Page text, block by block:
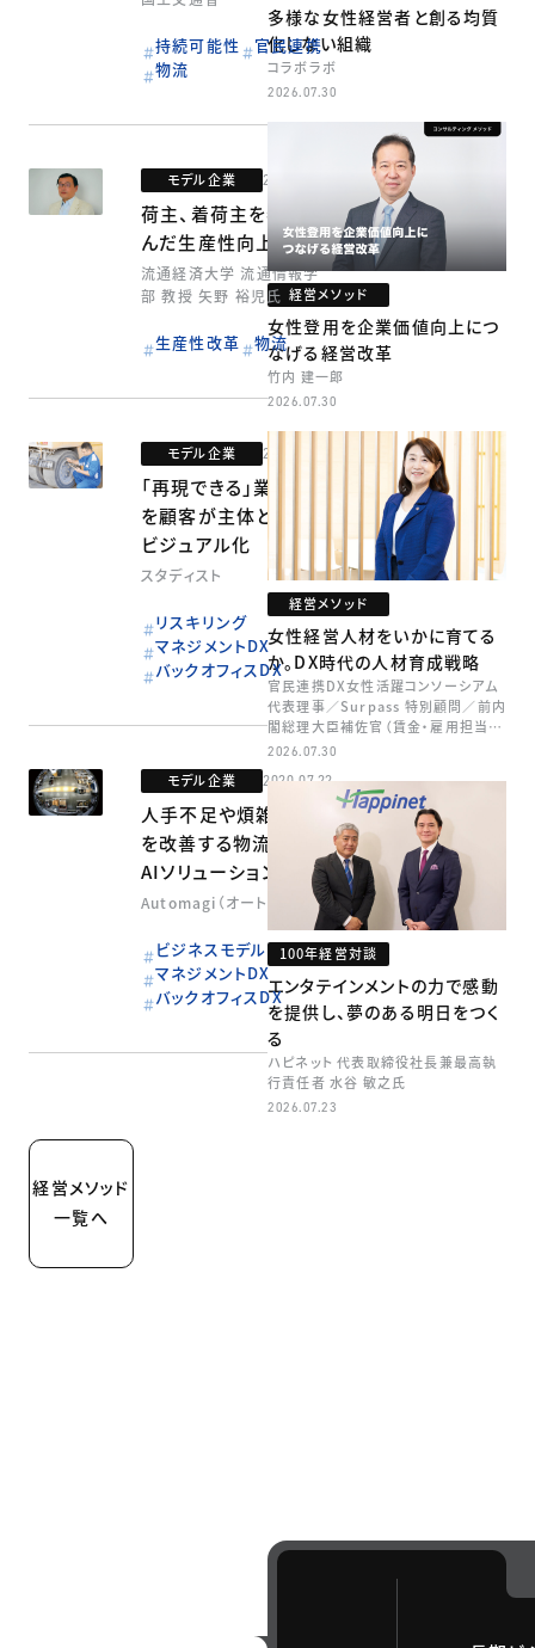
持続可能性
官民連携
物流
モデル企業 2020.07.31
荷主、着荷主を巻き込
んだ生産性向上
流通経済大学 流通情報学
部 教授 矢野 裕児氏
生産性改革 物流
モデル企業 2020.07.22
「再現できる」業務手順
を顧客が主体となって
ビジュアル化
スタディスト
リスキリング
マネジメントDX
バックオフィスDX
モデル企業 2020.07.22
人手不足や煩雑な業務
を改善する物流業界の
AIソリューション
Automagi（オートマギ）
ビジネスモデル
マネジメントDX
バックオフィスDX
経営メソッド
一覧へ
多様な女性経営者と創る均質
化しない組織
コラボラボ
2026.07.30
経営メソッド
女性登用を企業価値向上につ
なげる経営改革
竹内 建一郎
2026.07.30
経営メソッド
女性経営人材をいかに育てる
か。DX時代の人材育成戦略
官民連携DX女性活躍コンソーシアム
代表理事／Surpass 特別顧問／前内
閣総理大臣補佐官（賃金・雇用担当）
矢田 稚子
2026.07.30
100年経営対談
エンタテインメントの力で感動
を提供し、夢のある明日をつく
る
ハピネット 代表取締役社長兼最高執
行責任者 水谷 敏之氏
2026.07.23